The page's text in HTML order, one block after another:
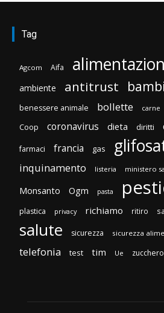
Tag
Agcom Aifa
ambiente antitrust
benessere animale bollette carne
Coop coronavirus dieta diritti
farmaci francia gas
inquinamento listeria ministero
Monsanto Ogm pasta
plastica privacy richiamo ritiro
salute sicurezza sicurezza
telefonia test tim Ue zucchero